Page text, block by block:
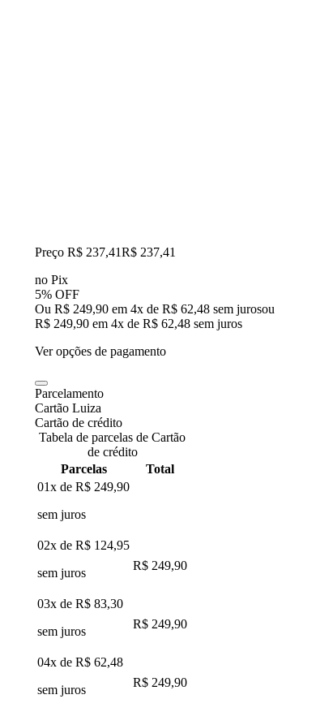
Preço R$ 237,41R$ 237,41
no Pix
5% OFF
Ou R$ 249,90 em 4x de R$ 62,48 sem jurosou
R$ 249,90 em 4x de R$ 62,48 sem juros
Ver opções de pagamento
Parcelamento
Cartão Luiza
Cartão de crédito
Tabela de parcelas de Cartão
de crédito
Parcelas
Total
01x de R$ 249,90
sem juros
02x de R$ 124,95
sem juros
R$ 249,90
03x de R$ 83,30
sem juros
R$ 249,90
04x de R$ 62,48
sem juros
R$ 249,90